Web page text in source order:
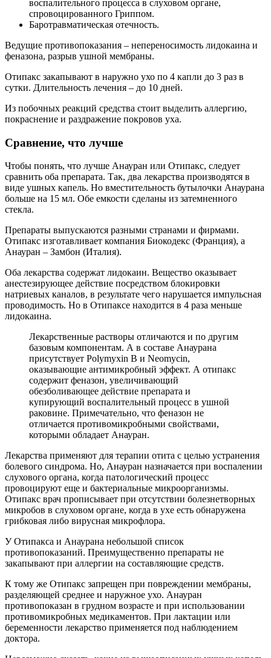
воспалительного процесса в слуховом органе,
спровоцированного Гриппом.
Баротравматическая отечность.
Ведущие противопоказания – непереносимость лидокаина и
феназона, разрыв ушной мембраны.
Отипакс закапывают в наружно ухо по 4 капли до 3 раз в
сутки. Длительность лечения – до 10 дней.
Из побочных реакций средства стоит выделить аллергию,
покраснение и раздражение покровов уха.
Сравнение, что лучше
Чтобы понять, что лучше Анауран или Отипакс, следует
сравнить оба препарата. Так, два лекарства производятся в
виде ушных капель. Но вместительность бутылочки Анаурана
больше на 15 мл. Обе емкости сделаны из затемненного
стекла.
Препараты выпускаются разными странами и фирмами.
Отипакс изготавливает компания Биокодекс (Франция), а
Анауран – Замбон (Италия).
Оба лекарства содержат лидокаин. Вещество оказывает
анестезирующее действие посредством блокировки
натриевых каналов, в результате чего нарушается импульсная
проводимость. Но в Отипаксе находится в 4 раза меньше
лидокаина.
Лекарственные растворы отличаются и по другим
базовым компонентам. А в составе Анаурана
присутствует Polymyxin B и Neomycin,
оказывающие антимикробный эффект. А отипакс
содержит феназон, увеличивающий
обезболивающее действие препарата и
купирующий воспалительный процесс в ушной
раковине. Примечательно, что феназон не
отличается противомикробными свойствами,
которыми обладает Анауран.
Лекарства применяют для терапии отита с целью устранения
болевого синдрома. Но, Анауран назначается при воспалении
слухового органа, когда патологический процесс
провоцируют еще и бактериальные микроорганизмы.
Отипакс врач прописывает при отсутствии болезнетворных
микробов в слуховом органе, когда в ухе есть обнаружена
грибковая либо вирусная микрофлора.
У Отипакса и Анаурана небольшой список
противопоказаний. Преимущественно препараты не
закапывают при аллергии на составляющие средств.
К тому же Отипакс запрещен при повреждении мембраны,
разделяющей среднее и наружное ухо. Анауран
противопоказан в грудном возрасте и при использовании
противомикробных медикаментов. При лактации или
беременности лекарство применяется под наблюдением
доктора.